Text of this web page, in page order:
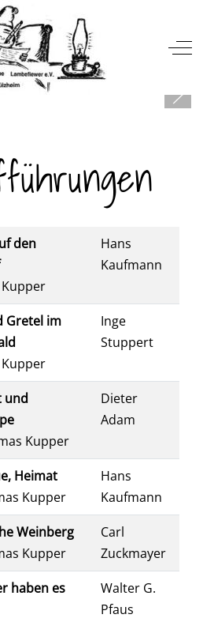
den
Kupper
Hans
Kaufmann
Gretel im
Kupper
Inge
Stuppert
und
Kupper
Dieter
Adam
Heimat
Kupper
Hans
Kaufmann
Weinberg
Kupper
Carl
Zuckmayer
haben es
Walter G.
Pfaus